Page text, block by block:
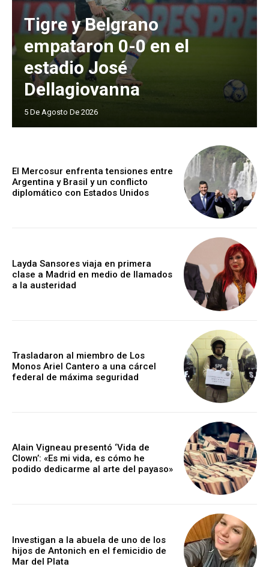
Tigre y Belgrano
empataron 0-0 en el
estadio José
Dellagiovanna
5 De Agosto De 2026
El Mercosur enfrenta tensiones entre
Argentina y Brasil y un conflicto
diplomático con Estados Unidos
Layda Sansores viaja en primera
clase a Madrid en medio de llamados
a la austeridad
Trasladaron al miembro de Los
Monos Ariel Cantero a una cárcel
federal de máxima seguridad
Alain Vigneau presentó ‘Vida de
Clown’: «Es mi vida, es cómo he
podido dedicarme al arte del payaso»
Investigan a la abuela de uno de los
hijos de Antonich en el femicidio de
Mar del Plata